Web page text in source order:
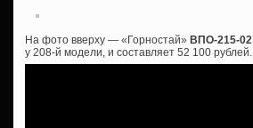
На фото вверху — «Горностай» ВПО-215-02
у 208-й модели, и составляет 52 100 рублей.